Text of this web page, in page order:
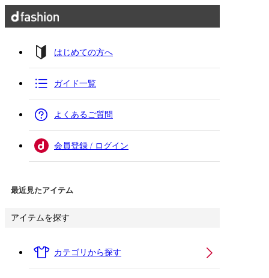
はじめての方へ
ガイド一覧
よくあるご質問
会員登録 / ログイン
最近見たアイテム
アイテムを探す
カテゴリから探す